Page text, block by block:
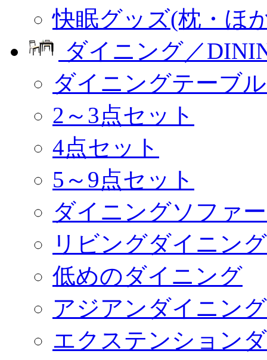
快眠グッズ(枕・ほ
ダイニング／
ダイニングテーブ
2～3点セット
4点セット
5～9点セット
ダイニングソファ
リビングダイニン
低めのダイニング
アジアンダイニング
エクステンション